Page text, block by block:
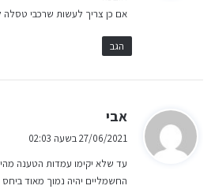
אם כן צריך לעשות שרכבי טסלה
הגב
אבי
ב
:
27/06/2021 בשעה 02:03
עד שלא יקימו עמדות הטענה
החשמליים יהיה נמוך מאוד